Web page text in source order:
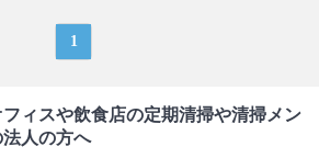
1
ィスや飲食店の定期清掃や清掃メン
人の方へ